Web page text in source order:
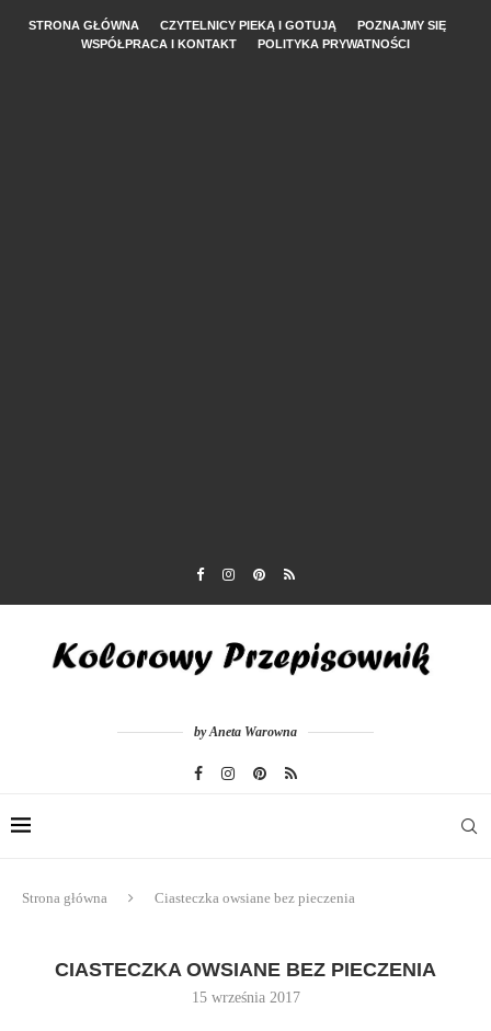
STRONA GŁÓWNA CZYTELNICY PIEKĄ I GOTUJĄ
POZNAJMY SIĘ
WSPÓŁPRACA I KONTAKT
POLITYKA PRYWATNOŚCI
by Aneta Warowna
Strona główna Ciasteczka owsiane bez pieczenia
CIASTECZKA OWSIANE BEZ PIECZENIA
15 września 2017